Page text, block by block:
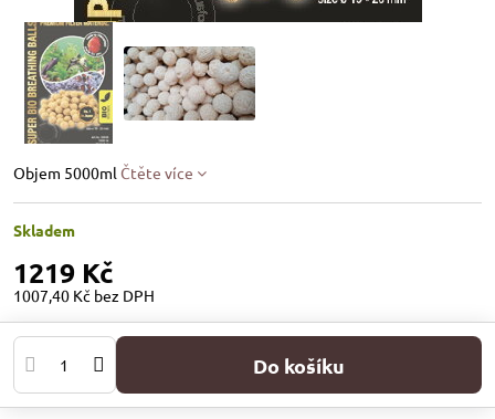
Objem 5000ml Čtěte více
Skladem
1219 Kč
1007,40 Kč bez DPH
Do košíku